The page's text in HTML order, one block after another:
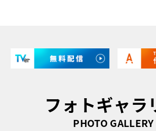
フォトギャラ
PHOTO GALLERY